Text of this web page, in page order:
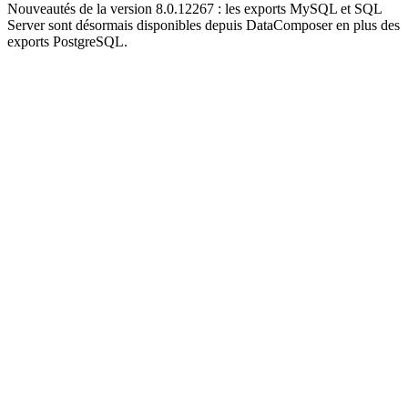
Nouveautés de la version 8.0.12267 : les exports MySQL et SQL
Server sont désormais disponibles depuis DataComposer en plus des
exports PostgreSQL.